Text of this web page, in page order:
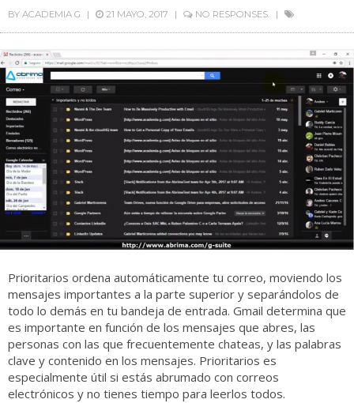
BY ACADEMIA G 21 MAYO, 2017 NO RESPONSES.
Prioritarios ordena automáticamente tu correo, moviendo los
mensajes importantes a la parte superior y separándolos de
todo lo demás en tu bandeja de entrada. Gmail determina que
es importante en función de los mensajes que abres, las
personas con las que frecuentemente chateas, y las palabras
clave y contenido en los mensajes. Prioritarios es
especialmente útil si estás abrumado con correos
electrónicos y no tienes tiempo para leerlos todos.